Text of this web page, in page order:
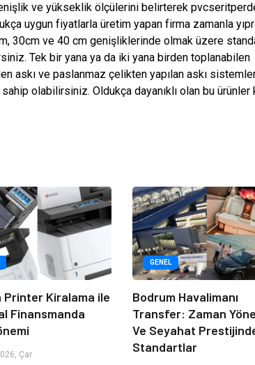
ve yükseklik ölçülerini belirterek
uygun fiyatlarla üretim yapan firma zamanla
30cm ve 40 cm genişliklerinde olmak üzere
Tek bir yana ya da iki yana birden toplanabilen
askı ve paslanmaz çelikten yapılan askı
olabilirsiniz. Oldukça dayanıklı olan bu ürünler
Printer Kiralama ile
Finansmanda
Çar
GENEL
Bodrum Havalimanı
Transfer: Zaman
Ve Seyahat
Standartlar